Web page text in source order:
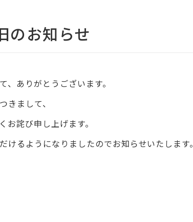
のお知らせ
ありがとうございます。
きまして、
詫び申し上げます。
るようになりましたのでお知らせいたします。